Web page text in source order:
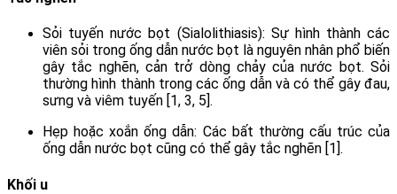
Sỏi tuyến nước bọt (Sialolithiasis): Sự hình thành các
viên sỏi trong ống dẫn nước bọt là nguyên nhân phổ biến
gây tắc nghẽn, cản trở dòng chảy của nước bọt. Sỏi
thường hình thành trong các ống dẫn và có thể gây đau,
sưng và viêm tuyến [1, 3, 5].
Hẹp hoặc xoắn ống dẫn: Các bất thường cấu trúc của
ống dẫn nước bọt cũng có thể gây tắc nghẽn [1].
Khối u